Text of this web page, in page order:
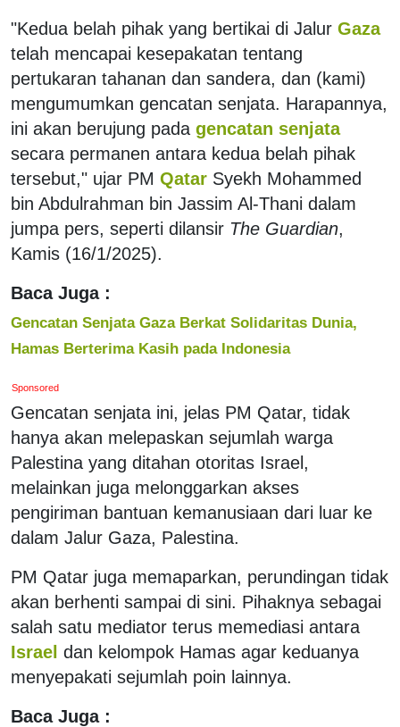
"Kedua belah pihak yang bertikai di Jalur Gaza
telah mencapai kesepakatan tentang
pertukaran tahanan dan sandera, dan (kami)
mengumumkan gencatan senjata. Harapannya,
ini akan berujung pada gencatan senjata
secara permanen antara kedua belah pihak
tersebut," ujar PM Qatar Syekh Mohammed
bin Abdulrahman bin Jassim Al-Thani dalam
jumpa pers, seperti dilansir The Guardian,
Kamis (16/1/2025).
Baca Juga :
Gencatan Senjata Gaza Berkat Solidaritas Dunia,
Hamas Berterima Kasih pada Indonesia
Sponsored
Gencatan senjata ini, jelas PM Qatar, tidak
hanya akan melepaskan sejumlah warga
Palestina yang ditahan otoritas Israel,
melainkan juga melonggarkan akses
pengiriman bantuan kemanusiaan dari luar ke
dalam Jalur Gaza, Palestina.
PM Qatar juga memaparkan, perundingan tidak
akan berhenti sampai di sini. Pihaknya sebagai
salah satu mediator terus memediasi antara
Israel dan kelompok Hamas agar keduanya
menyepakati sejumlah poin lainnya.
Baca Juga :